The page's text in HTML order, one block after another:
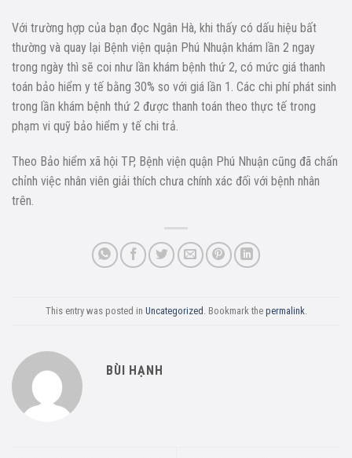
Với trường hợp của bạn đọc Ngân Hà, khi thấy có dấu hiệu bất
thường và quay lại Bệnh viện quận Phú Nhuận khám lần 2 ngay
trong ngày thì sẽ coi như lần khám bệnh thứ 2, có mức giá thanh
toán bảo hiểm y tế bằng 30% so với giá lần 1. Các chi phí phát sinh
trong lần khám bệnh thứ 2 được thanh toán theo thực tế trong
phạm vi quỹ bảo hiểm y tế chi trả.
Theo Bảo hiểm xã hội TP, Bệnh viện quận Phú Nhuận cũng đã chấn
chỉnh việc nhân viên giải thích chưa chính xác đối với bệnh nhân
trên.
This entry was posted in Uncategorized . Bookmark the permalink
BÙI HẠNH